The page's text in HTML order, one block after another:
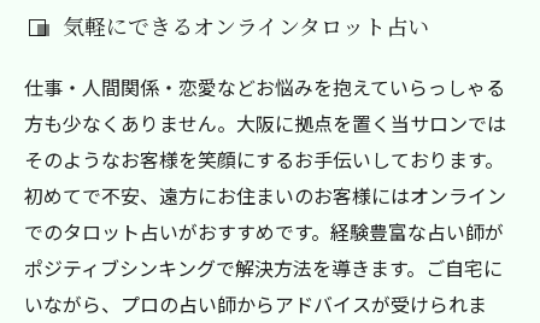
気軽にできるオンラインタロット占い
仕事・人間関係・恋愛などお悩みを抱えていらっしゃる
方も少なくありません。大阪に拠点を置く当サロンでは
そのようなお客様を笑顔にするお手伝いしております。
初めてで不安、遠方にお住まいのお客様にはオンライン
でのタロット占いがおすすめです。経験豊富な占い師が
ポジティブシンキングで解決方法を導きます。ご自宅に
いながら、プロの占い師からアドバイスが受けられま